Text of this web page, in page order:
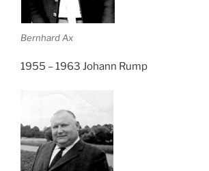
Bernhard Ax
1955 – 1963 Johann Rump